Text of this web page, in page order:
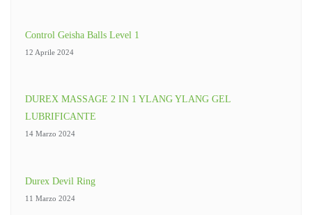
Control Geisha Balls Level 1
12 Aprile 2024
DUREX MASSAGE 2 IN 1 YLANG YLANG GEL
LUBRIFICANTE
14 Marzo 2024
Durex Devil Ring
11 Marzo 2024